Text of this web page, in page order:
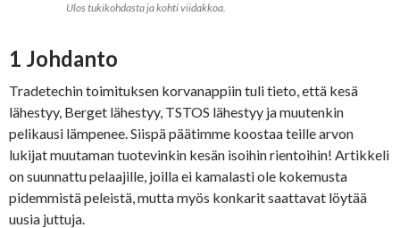
Ulos tukikohdasta ja kohti viidakkoa.
1 Johdanto
Tradetechin toimituksen korvanappiin tuli tieto, että kesä
lähestyy, Berget lähestyy, TSTOS lähestyy ja muutenkin
pelikausi lämpenee. Siispä päätimme koostaa teille arvon
lukijat muutaman tuotevinkin kesän isoihin rientoihin! Artikkeli
on suunnattu pelaajille, joilla ei kamalasti ole kokemusta
pidemmistä peleistä, mutta myös konkarit saattavat löytää
uusia juttuja.